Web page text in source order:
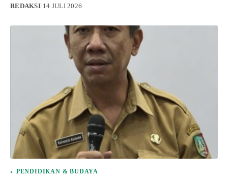
REDAKSI·14 JULI 2026
PENDIDIKAN & BUDAYA